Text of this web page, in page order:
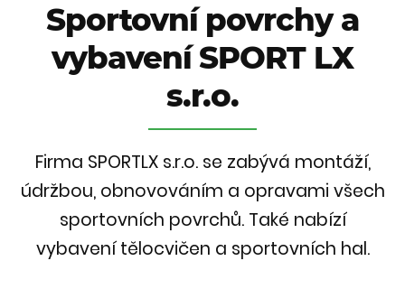
Sportovní povrchy a
vybavení SPORT LX
s.r.o.
Firma SPORTLX s.r.o. se zabývá montáží,
údržbou, obnovováním a opravami všech
sportovních povrchů. Také nabízí
vybavení tělocvičen a sportovních hal.